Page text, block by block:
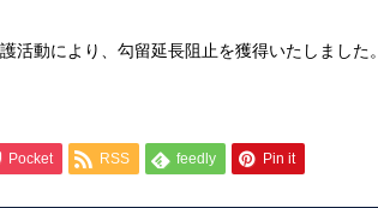
活動により、勾留延長阻止を獲得いたしました。
Pocket RSS feedly Pin it